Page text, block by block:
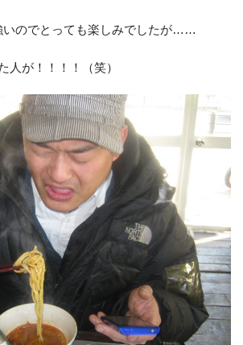
いのでとっても楽しみでしたが……
人が！！！！（笑）